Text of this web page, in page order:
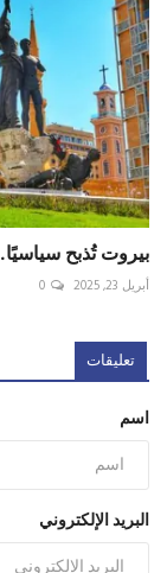
بيروت تُذبح
أبريل 23, 2025 0
تعليقات
اسم
البريد الإلكتروني